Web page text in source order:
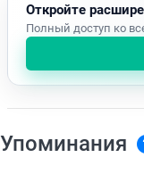
Откройте
Полный доступ ко
Упоминания